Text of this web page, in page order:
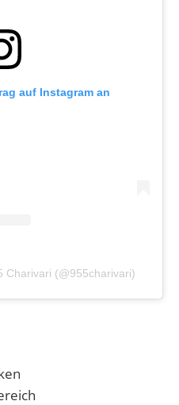
auf Instagram an
Charivari (@955charivari)